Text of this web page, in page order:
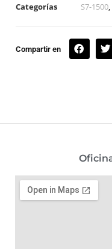
Categorías
S7-1500,
Compartir en